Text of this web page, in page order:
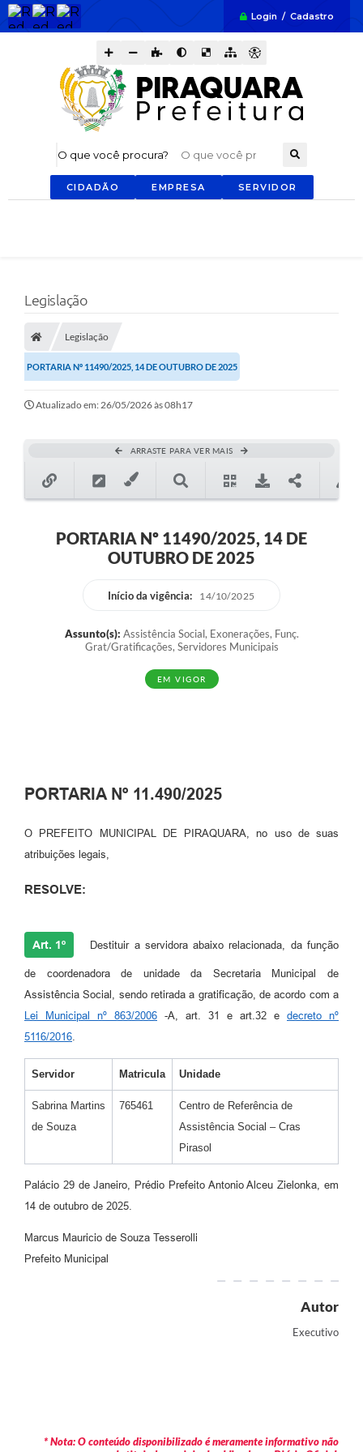
Login / Cadastro
O que você procura?
CIDADÃO EMPRESA SERVIDOR
Legislação
Legislação
PORTARIA Nº 11490/2025, 14 DE OUTUBRO DE 2025
Atualizado em: 26/05/2026 às 08h17
ARRASTE PARA VER MAIS
PORTARIA Nº 11490/2025, 14 DE
OUTUBRO DE 2025
Início da vigência: 14/10/2025
Assunto(s): Assistência Social, Exonerações, Funç.
Grat/Gratificações, Servidores Municipais
EM VIGOR
PORTARIA Nº 11.490/2025
O PREFEITO MUNICIPAL DE PIRAQUARA, no uso de suas
atribuições legais,
RESOLVE:
Art. 1º Destituir a servidora abaixo relacionada, da função
de coordenadora de unidade da Secretaria Municipal de
Assistência Social, sendo retirada a gratificação, de acordo com a
Lei Municipal nº 863/2006 -A, art. 31 e art.32 e decreto nº
5116/2016
Servidor Matricula Unidade
Sabrina Martins
de Souza
765461
Centro de Referência de
Assistência Social – Cras
Pirasol
Palácio 29 de Janeiro, Prédio Prefeito Antonio Alceu Zielonka, em
14 de outubro de 2025.
Marcus Mauricio de Souza Tesserolli
Prefeito Municipal
Autor
Executivo
* Nota: O conteúdo disponibilizado é meramente informativo não